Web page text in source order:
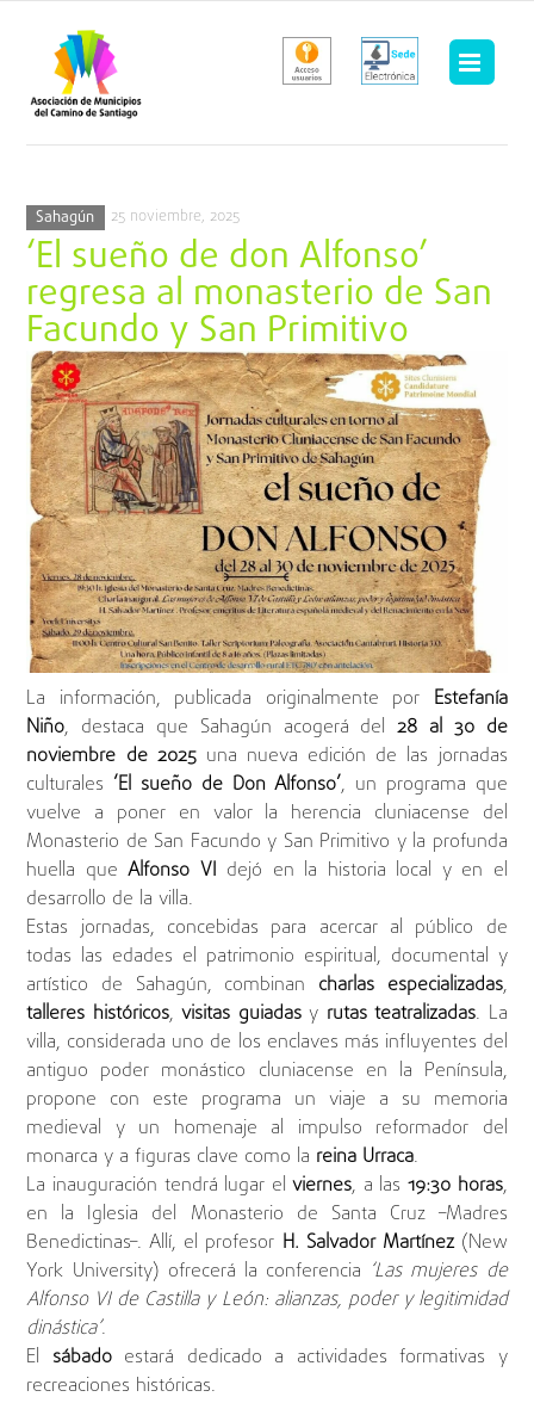
contenido
Sahagún 25 noviembre, 2025
‘El sueño de don Alfonso’
regresa al monasterio de San
Facundo y San Primitivo
La información, publicada originalmente por Estefanía
Niño, destaca que Sahagún acogerá del28 al 30 de
noviembre de 2025una nueva edición de las jornadas
culturales ‘El sueño de Don Alfonso’, un programa que
vuelve a poner en valor la herencia cluniacense del
Monasterio de San Facundo y San Primitivo y la profunda
huella queAlfonso VI dejó en la historia local y en el
desarrollo de la villa.
Estas jornadas, concebidas para acercar al público de
todas las edades el patrimonio espiritual, documental y
artístico de Sahagún, combinan charlas especializadas,
talleres históricos,visitas guiadasy rutas teatralizadas. La
villa, considerada uno de los enclaves más influyentes del
antiguo poder monástico cluniacense en la Península,
propone con este programa un viaje a su memoria
medieval y un homenaje al impulso reformador del
monarca y a figuras clave como la reina Urraca.
La inauguración tendrá lugar elviernes, a las19:30 horas,
en la Iglesia del Monasterio de Santa Cruz –Madres
Benedictinas–. Allí, el profesor H. Salvador Martínez(New
York University) ofrecerá la conferencia ‘Las mujeres de
Alfonso VI de Castilla y León: alianzas, poder y legitimidad
dinástica’.
El sábadoestará dedicado a actividades formativas y
recreaciones históricas.